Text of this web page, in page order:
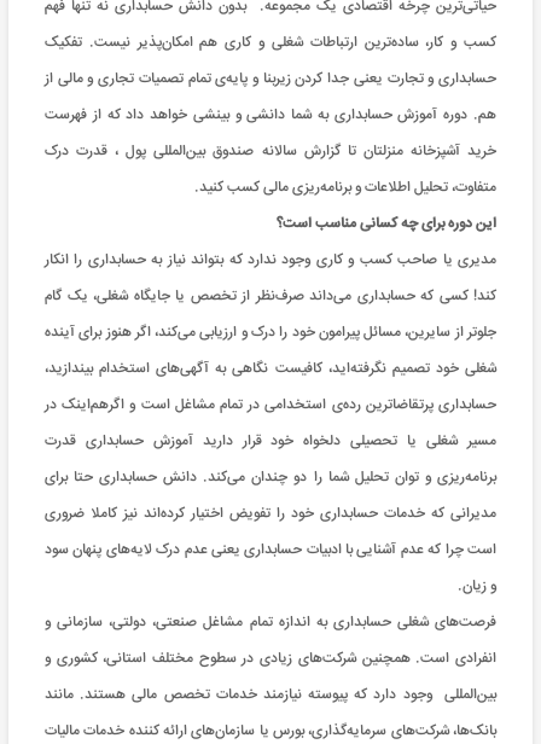
حیاتی‌ترین چرخه اقتصادی یک مجموعه. بدون دانش حسابداری نه تنها فهم
کسب و کار، ساده‌ترین ارتباطات شغلی و کاری هم امکان‌پذیر نیست. تفکیک
حسابداری و تجارت یعنی جدا کردن زیربنا و پایه‌ی تمام تصمیات تجاری و مالی از
هم. دوره آموزش حسابداری به شما دانشی و بینشی خواهد داد که از فهرست
خرید آشپزخانه منزلتان تا گزارش سالانه صندوق بین‌المللی پول ، قدرت درک
متفاوت، تحلیل اطلاعات و برنامه‌ریزی مالی کسب کنید.
این دوره برای چه کسانی مناسب است؟
مدیری یا صاحب کسب و کاری وجود ندارد که بتواند نیاز به حسابداری را انکار
کند! کسی که حسابداری می‌داند صرف‌نظر از تخصص یا جایگاه شغلی، یک گام
جلوتر از سایرین، مسائل پیرامون خود را درک و ارزیابی می‌کند، اگر هنوز برای آینده
شغلی خود تصمیم نگرفته‌اید، کافیست نگاهی به آگهی‌های استخدام بیندازید،
حسابداری پرتقاضا‌ترین رده‌ی استخدامی در تمام مشاغل است و اگرهم‌اینک در
مسیر شغلی یا تحصیلی دلخواه خود قرار دارید آموزش حسابداری قدرت
برنامه‌ریزی و توان تحلیل شما را دو چندان می‌کند. دانش حسابداری حتا برای
مدیرانی که خدمات حسابداری خود را تفویض اختیار کرده‌اند نیز کاملا ضروری
است چرا که عدم آشنایی با ادبیات حسابداری یعنی عدم درک لایه‌های پنهان سود
و زیان.
فرصت‌های شغلی حسابداری به اندازه تمام مشاغل صنعتی، دولتی، سازمانی و
انفرادی است. همچنین شرکت‌های زیادی در سطوح مختلف استانی، کشوری و
بین‌المللی وجود دارد که پیوسته نیازمند خدمات تخصص مالی هستند. مانند
بانک‌ها، شرکت‌های سرمایه‌گذاری، بورس یا سازمان‌های ارائه کننده خدمات مالیات